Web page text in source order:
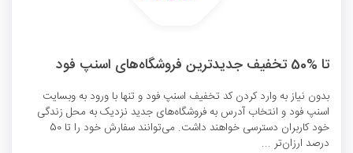
تا %50 تخفیف جدیدترین فروشگاه‌های اسنپ فود
بدون نیاز به وارد کردنکد تخفیف اسنپ فود و تنها با ورود به وبسایت
اسنپ فود و انتخاب آدرس به فروشگاه‌های جدید نزدیک به محل زندگی
خود کاربران دسترسی خواهند داشت. می‌توانند سفارش خود را تا 50
درصد ارزان‌تر ...